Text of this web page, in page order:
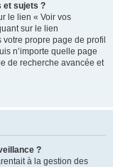
et sujets ?
le lien « Voir vos
sur le lien
propre page de profil
n’importe quelle page
de recherche avancée et
?
à la gestion des